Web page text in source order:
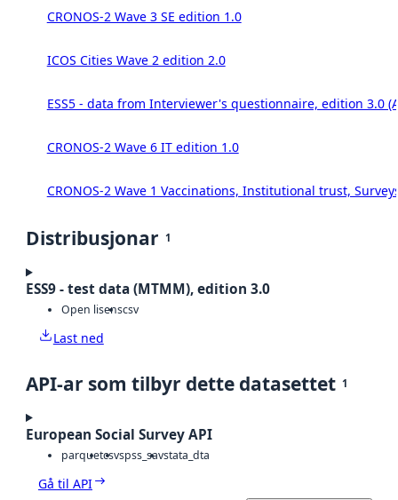
CRONOS-2 Wave 3 SE edition 1.0
ICOS Cities Wave 2 edition 2.0
ESS5 - data from Interviewer's questionnaire, edition 3.0
CRONOS-2 Wave 6 IT edition 1.0
CRONOS-2 Wave 1 Vaccinations, Institutional trust,
Distribusjonar 1
ESS9 - test data (MTMM), edition 3.0
Open lisenscsv
Last ned
API-ar som tilbyr dette datasettet 1
European Social Survey API
parquetcsvspss_savstata_dta
Gå til API